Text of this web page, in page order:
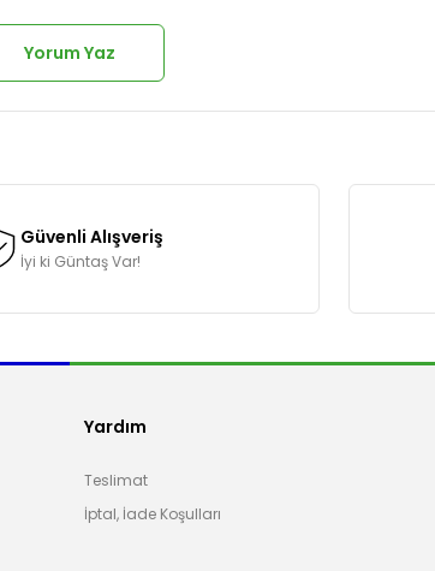
Yorum Yaz
Güvenli Alışveriş
İyi ki Güntaş Var!
Yardım
Teslimat
İptal, İade Koşulları